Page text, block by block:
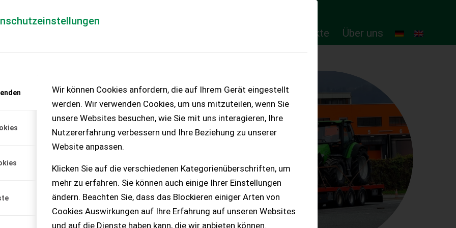
Wir können Cookies anfordern, die auf Ihrem Gerät eingestellt
werden. Wir verwenden Cookies, um uns mitzuteilen, wenn Sie
unsere Websites besuchen, wie Sie mit uns interagieren, Ihre
Nutzererfahrung verbessern und Ihre Beziehung zu unserer
Website anpassen.
Klicken Sie auf die verschiedenen Kategorienüberschriften, um
mehr zu erfahren. Sie können auch einige Ihrer Einstellungen
ändern. Beachten Sie, dass das Blockieren einiger Arten von
Cookies Auswirkungen auf Ihre Erfahrung auf unseren Websites
und auf die Dienste haben kann, die wir anbieten können.
Online-Produkte Über uns
– KEINE
Selbstlader
umgebaut, voll
Ballen gewickelt,